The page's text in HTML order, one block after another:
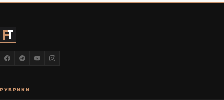
РУБРИКИ